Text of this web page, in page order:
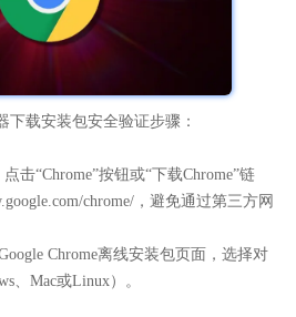
下载安装包安全验证步骤：
击“Chrome”按钮或“下载Chrome”链
chrome/，避免通过第三方网
Chrome离线安装包页面，选择对
、Mac或Linux）。